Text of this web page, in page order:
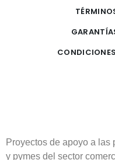
Proyectos de apoyo a las
y pymes del sector